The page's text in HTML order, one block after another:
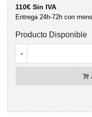
110€ Sin IVA
Entrega 24h-72h con
Producto Disponible
-